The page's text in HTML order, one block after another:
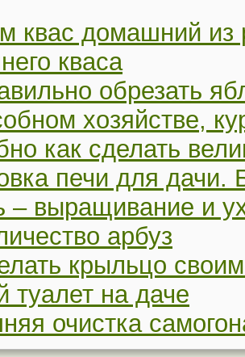
квас домашний
кваса
обрезать
хозяйстве,
как сделать
печи для дачи.
– выращивание и
арбуз
крыльцо
туалет на даче
очистка